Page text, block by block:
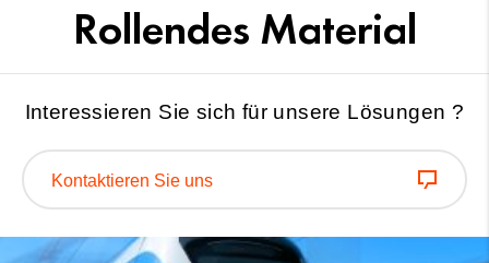
Rollendes Material
Interessieren Sie sich für unsere Lösungen ?
Kontaktieren Sie uns